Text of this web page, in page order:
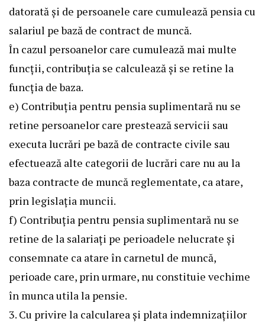
datorată şi de persoanele care cumulează pensia cu
salariul pe bază de contract de muncă.
În cazul persoanelor care cumulează mai multe
funcţii, contribuţia se calculează şi se retine la
funcţia de baza.
e) Contribuţia pentru pensia suplimentară nu se
retine persoanelor care prestează servicii sau
executa lucrări pe bază de contracte civile sau
efectuează alte categorii de lucrări care nu au la
baza contracte de muncă reglementate, ca atare,
prin legislaţia muncii.
f) Contribuţia pentru pensia suplimentară nu se
retine de la salariaţi pe perioadele nelucrate şi
consemnate ca atare în carnetul de muncă,
perioade care, prin urmare, nu constituie vechime
în munca utila la pensie.
3. Cu privire la calcularea şi plata indemnizaţiilor